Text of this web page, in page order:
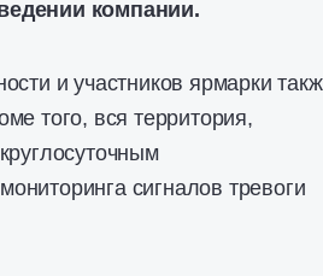
компании.
и участников ярмарки
того, вся территория,
сигналов тревоги